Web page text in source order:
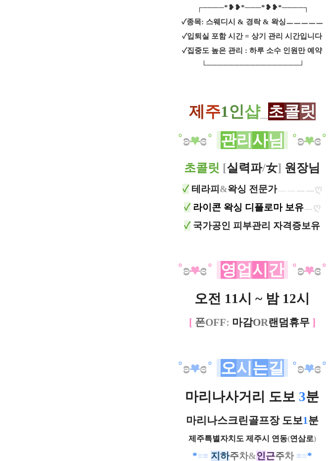
┌────*❥❥*───*❥❥*────┐​
✓종목: 스웨디시 & 경락 & 왁싱ㅡㅡㅡㅡㅡ
✓입퇴실 포함 시간 = 상기 관리 시간입니다
✓집중도 높은 관리 : 하루 소수 인원만 예약
└─────────────────┘
제주1인샵_ 초콜릿
​˚ʚ♥ɞ˚ 관리 사님 ˚ʚ♥ɞ˚
초콜릿 [실력파/女] 원장님
✓ 테라피 &왁싱 전문가ㅡㅡ ㅡㅡღ
✓ 라이콘 왁싱 디플로마 보유ㅡღ
✓국가공인 피부관리 자격증보유
˚ʚ♥ɞ˚ 영업 시 간 ˚ʚ♥ɞ˚
오전 11시 ~ 밤 12시
[ 폰OFF: 마감OR랜덤휴무 ]
˚ʚ♥ɞ˚ 오시 는길 ˚ʚ♥ɞ˚
마리나사거리 도보 3분
마리나스크린골프장 도보1분
제주특별자치도 제주시 연동(연삼로)
*≡≡ 지 하주차&인근주차 ≡≡*